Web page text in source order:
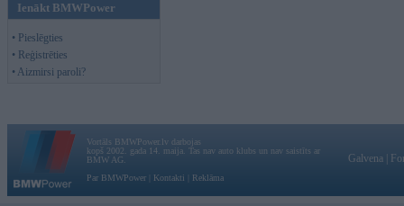
Ienākt BMWPower
• Pieslēgties
• Reģistrēties
• Aizmirsi paroli?
Vortāls BMWPower.lv darbojas
kopš 2002. gada 14. maija. Tas nav auto klubs un nav saistīts ar
BMW AG.
Par BMWPower
Kontakti Reklāma
Galvena